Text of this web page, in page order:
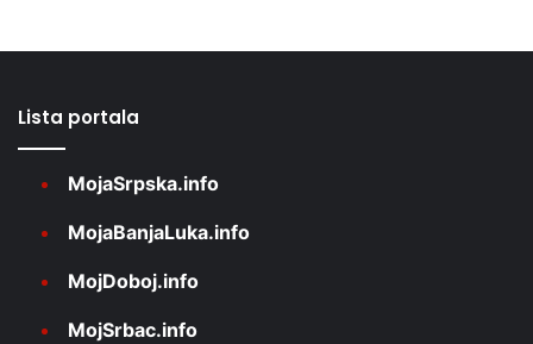
Lista portala
MojaSrpska.info
MojaBanjaLuka.info
MojDoboj.info
MojSrbac.info